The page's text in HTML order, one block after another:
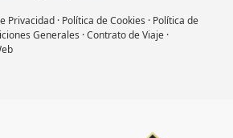
Privacidad· Política de Cookies · Política de
Generales ·Contrato de Viaje·